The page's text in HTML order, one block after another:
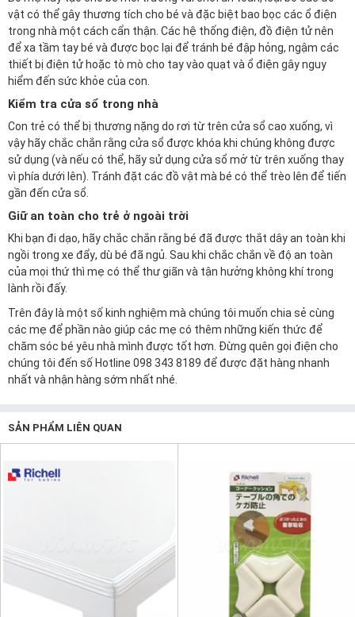
vật có thể gây thương tích cho bé và đặc biệt bao bọc các ổ điện
trong nhà một cách cẩn thận. Các hệ thống điện, đồ điện tử nên
để xa tầm tay bé và được bọc lại để tránh bé đập hỏng, ngậm các
thiết bị điện tử hoặc tò mò cho tay vào quạt và ổ điện gây nguy
hiểm đến sức khỏe của con.
Kiểm tra cửa sổ trong nhà
Con trẻ có thể bị thương nặng do rơi từ trên cửa sổ cao xuống, vì
vậy hãy chắc chắn rằng cửa sổ được khóa khi chúng không được
sử dụng (và nếu có thể, hãy sử dụng cửa sổ mở từ trên xuống thay
vì phía dưới lên). Tránh đặt các đồ vật mà bé có thể trèo lên để tiến
gần đến cửa sổ.
Giữ an toàn cho trẻ ở ngoài trời
Khi bạn đi dạo, hãy chắc chắn rằng bé đã được thắt dây an toàn khi
ngồi trong xe đẩy, dù bé đã ngủ. Sau khi chắc chắn về độ an toàn
của mọi thứ thì mẹ có thể thư giãn và tận hưởng không khí trong
lành rồi đấy.
Trên đây là một số kinh nghiệm mà chúng tôi muốn chia sẻ cùng
các mẹ để phần nào giúp các mẹ có thêm những kiến thức để
chăm sóc bé yêu nhà mình được tốt hơn. Đừng quên gọi điện cho
chúng tôi đến số Hotline 098 343 8189 để được đặt hàng nhanh
nhất và nhận hàng sớm nhất nhé.
SẢN PHẨM LIÊN QUAN